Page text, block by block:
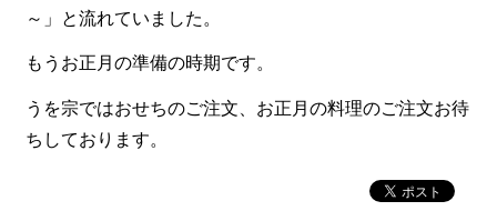
求人情報
会社概要
お問い合わせ
サイトマップ
～」と流れていました。
もうお正月の準備の時期です。
うを宗ではおせちのご注文、お正月の料理のご注文お待
ちしております。